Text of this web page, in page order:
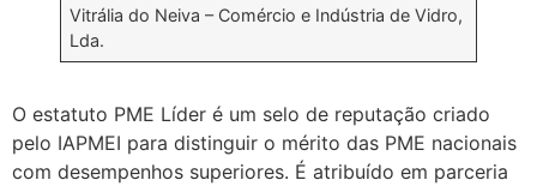
Vitrália do Neiva – Comércio e Indústria de Vidro,
Lda.
O estatuto PME Líder é um selo de reputação criado
pelo IAPMEI para distinguir o mérito das PME nacionais
com desempenhos superiores. É atribuído em parceria